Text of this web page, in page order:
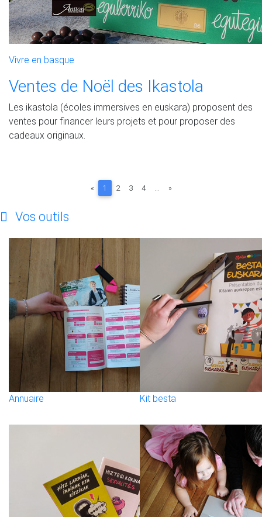
Vivre en basque
Ventes de Noël des Ikastola
Les ikastola (écoles immersives en euskara) proposent des
ventes pour financer leurs projets et pour proposer des
cadeaux originaux.
« 1 (current)
2 3 4 ... »
Vos outils
Annuaire Kit besta